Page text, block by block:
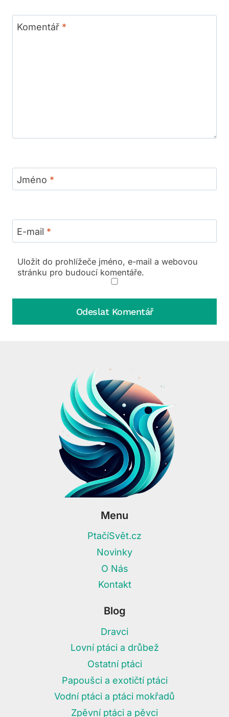
Komentář *
Jméno *
E-mail *
Uložit do prohlížeče jméno, e-mail a webovou
stránku pro budoucí komentáře.
Menu
PtačíSvět.cz
Novinky
O Nás
Kontakt
Blog
Dravci
Lovní ptáci a drůbež
Ostatní ptáci
Papoušci a exotičtí ptáci
Vodní ptáci a ptáci mokřadů
Zpěvní ptáci a pěvci